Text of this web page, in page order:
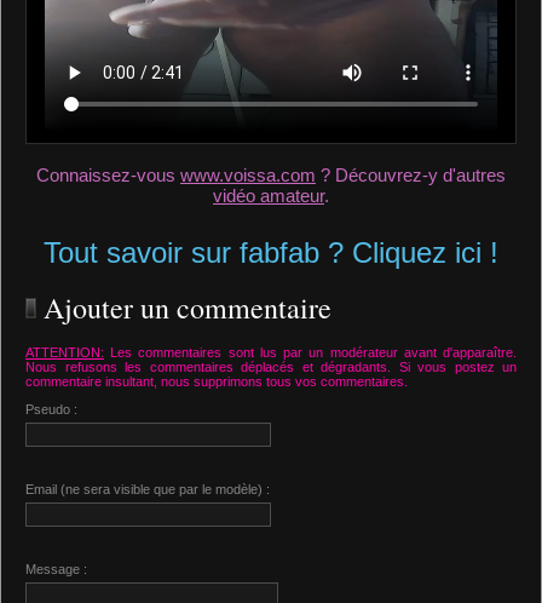
Connaissez-vous www.voissa.com ? Découvrez-y d'autres
vidéo amateur.
Tout savoir sur fabfab ? Cliquez ici !
Ajouter un commentaire
ATTENTION: Les commentaires sont lus par un modérateur avant d'apparaître.
Nous refusons les commentaires déplacés et dégradants. Si vous postez un
commentaire insultant, nous supprimons tous vos commentaires.
Pseudo :
Email (ne sera visible que par le modèle) :
Message :